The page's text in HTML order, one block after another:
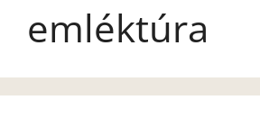
emléktúra